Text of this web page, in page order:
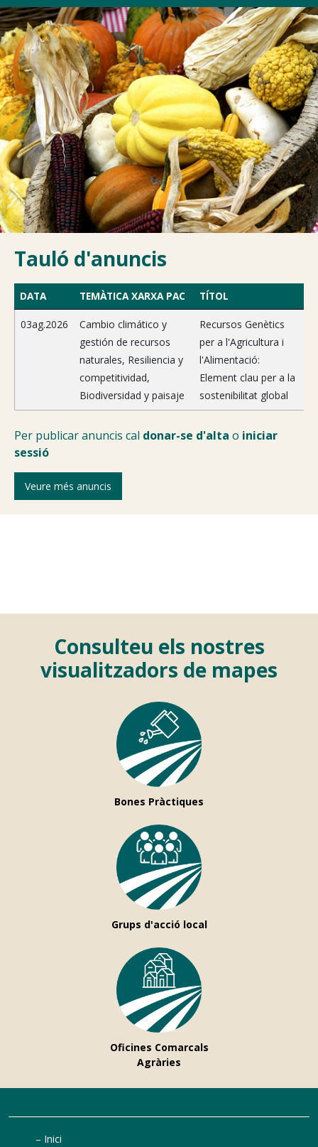
Tauló d'anuncis
DATA TEMÀTICA XARXA PAC TÍTOL
03ag.2026
Cambio climático y
gestión de recursos
naturales, Resiliencia y
competitividad,
Biodiversidad y paisaje
Recursos Genètics
per a l'Agricultura i
l'Alimentació:
Element clau per a la
sostenibilitat global
Per publicar anuncis cal donar-se d'alta o iniciar
sessió
Veure més anuncis
Consulteu els nostres
visualitzadors de mapes
Bones Pràctiques
Grups d'acció local
Oficines Comarcals
Agràries
Inici